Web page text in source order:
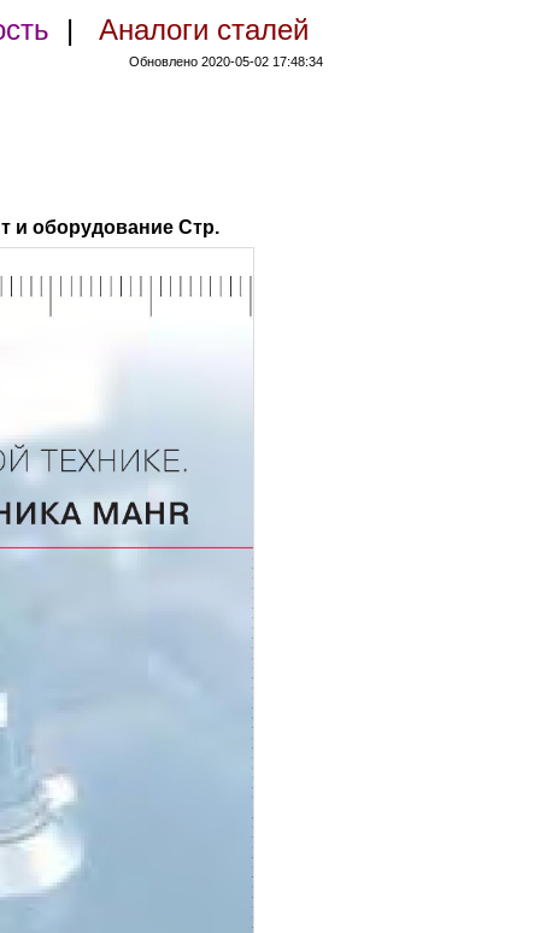
| Аналоги сталей
Обновлено 2020-05-02 17:48:34
и оборудование Стр.